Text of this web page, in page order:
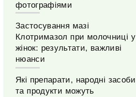
фотографіями
Застосування мазі
Клотримазол при молочниці у
жінок: результати, важливі
нюанси
Які препарати, народні засоби
та продукти можуть